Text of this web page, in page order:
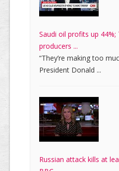
Saudi oil profits up 44%;
producers ...
“They’re making too
President Donald ...
Russian attack kills at